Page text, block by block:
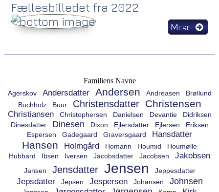
Fællesbilledet fra 2022
Mere
Familiens Navne
Agerskov Andersdatter Andersen Andreasen
Brøllund
Buchholz
Buur Christensdatter Christensen
Christiansen Christophersen Danielsen Devantie
Didriksen
Dinesdatter
Dinesen Dixon Ejlersdatter Ejlersen
Eriksen
Espersen
Gadegaard Graversgaard Hansdatter
Hansen Holmgård Homann Houmid
Houmølle
Hubbard
Ibsen Iversen Jacobsdatter Jacobsen Jakobsen
Jansen Jensdatter Jensen Jeppesdatter
Jepsdatter Jepsen Jespersen Johansen Johnsen